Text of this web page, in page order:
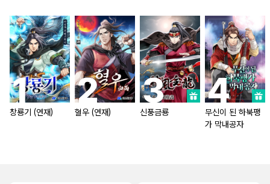
창룡기 (연재) 혈우 (연재) 신풍금룡
무신이 된 하북팽
가 막내공자